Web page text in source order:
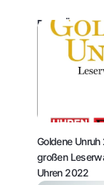
DAS KÖNNTE
Goldene
großen
Uhren 2022